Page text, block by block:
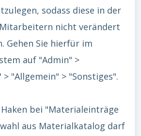
sodass diese in der
nicht verändert
Gehen Sie hierfür im
auf "Admin" >
"Allgemein" > "Sonstiges".
Haken bei "Materialeinträge
aus Materialkatalog darf